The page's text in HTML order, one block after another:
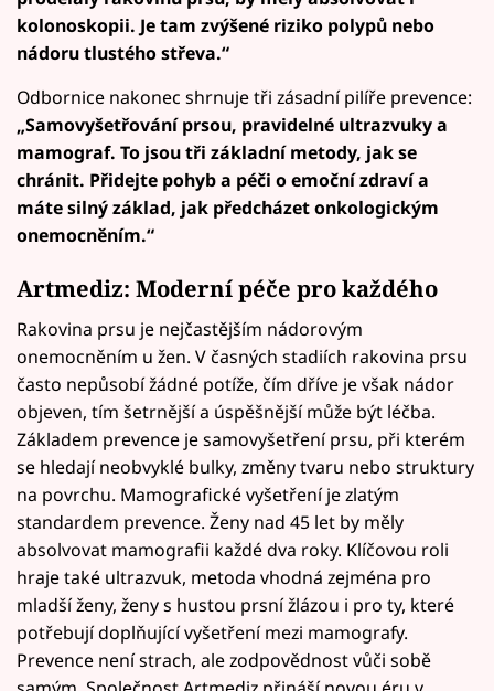
kolonoskopii. Je tam zvýšené riziko polypů nebo
nádoru tlustého střeva.“
Odbornice nakonec shrnuje tři zásadní pilíře prevence:
„Samovyšetřování prsou, pravidelné ultrazvuky a
mamograf. To jsou tři základní metody, jak se
chránit. Přidejte pohyb a péči o emoční zdraví a
máte silný základ, jak předcházet onkologickým
onemocněním.“
Artmediz: Moderní péče pro každého
Rakovina prsu je nejčastějším nádorovým
onemocněním u žen. V časných stadiích rakovina prsu
často nepůsobí žádné potíže, čím dříve je však nádor
objeven, tím šetrnější a úspěšnější může být léčba.
Základem prevence je samovyšetření prsu, při kterém
se hledají neobvyklé bulky, změny tvaru nebo struktury
na povrchu. Mamografické vyšetření je zlatým
standardem prevence. Ženy nad 45 let by měly
absolvovat mamografii každé dva roky. Klíčovou roli
hraje také ultrazvuk, metoda vhodná zejména pro
mladší ženy, ženy s hustou prsní žlázou i pro ty, které
potřebují doplňující vyšetření mezi mamografy.
Prevence není strach, ale zodpovědnost vůči sobě